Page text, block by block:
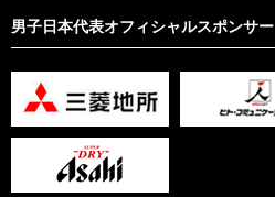
男子日本代表オフィシャルスポンサー